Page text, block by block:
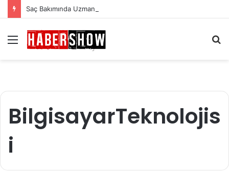
Saç Bakımında Uzmanlardan Gelen En Önemli İpuçları
Menü
BilgisayarTeknolojis
i